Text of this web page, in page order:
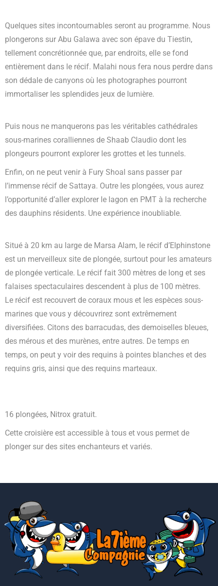
Quelques sites incontournables seront au programme. Nous
plongerons sur Abu Galawa avec son épave du Tiestin,
tellement concrétionnée que, par endroits, elle se fond
entièrement dans le récif. Malahi nous fera nous perdre dans
son dédale de canyons où les photographes pourront
immortaliser les splendides jeux de lumière.
Puis nous ne manquerons pas les véritables cathédrales
sous-marines coralliennes de Shaab Claudio dont les
plongeurs pourront explorer les grottes et les tunnels.
Enfin, on ne peut venir à Fury Shoal sans passer par
l’immense récif de Sattaya. Outre les plongées, vous aurez
l’opportunité d’aller explorer le lagon en PMT à la recherche
des dauphins résidents. Une expérience inoubliable.
Situé à 20 km au large de Marsa Alam, le récif d’Elphinstone
est un merveilleux site de plongée, surtout pour les amateurs
de plongée verticale. Le récif fait 300 mètres de long et ses
falaises spectaculaires descendent à plus de 100 mètres.
Le récif est recouvert de coraux mous et les espèces sous-
marines que vous y découvrirez sont extrêmement
diversifiées. Citons des barracudas, des demoiselles bleues,
des mérous et des murènes, entre autres. De temps en
temps, on peut y voir des requins à pointes blanches et des
requins gris, ainsi que des requins marteaux.
16 plongées, Nitrox gratuit.
Cette croisière est accessible à tous et vous permet de
plonger sur des sites enchanteurs et variés.